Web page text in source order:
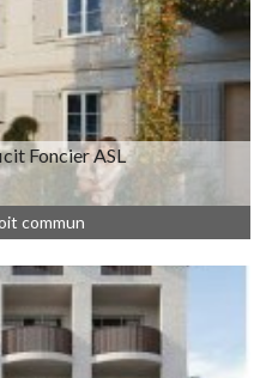
Foncier ASL
commun